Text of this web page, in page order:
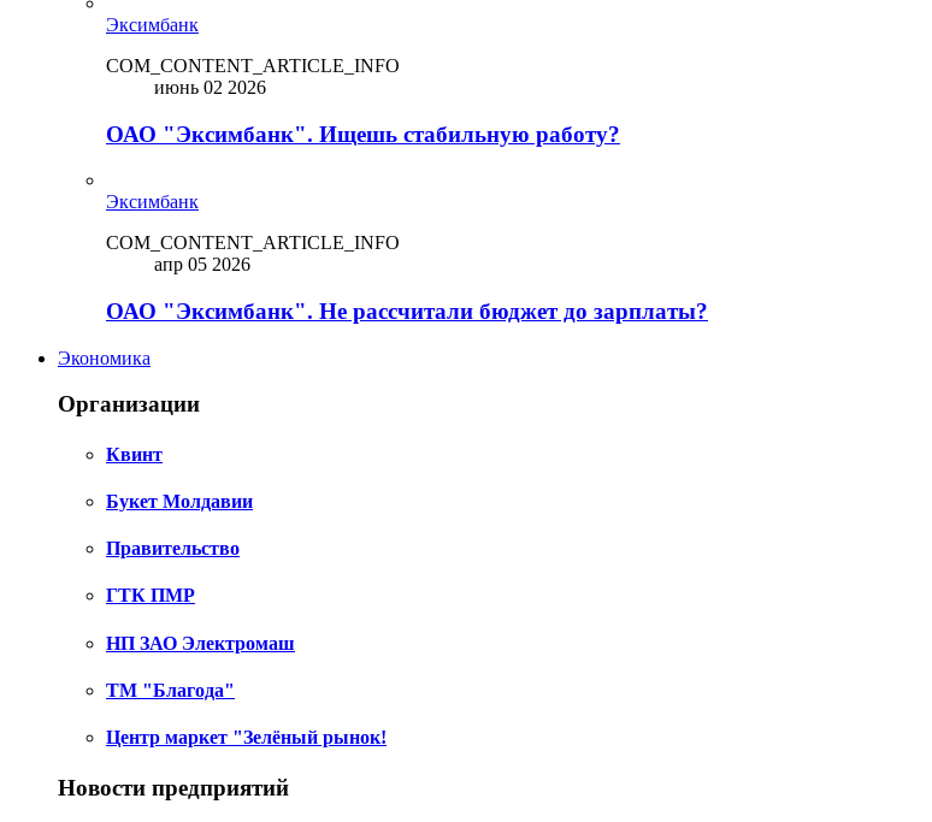
Эксимбанк
COM_CONTENT_ARTICLE_INFO
июнь 02 2026
ОАО "Эксимбанк". Ищешь стабильную работу?
Эксимбанк
COM_CONTENT_ARTICLE_INFO
апр 05 2026
ОАО "Эксимбанк". Не рассчитали бюджет до зарплаты?
Экономика
Организации
Квинт
Букет Молдавии
Правительство
ГТК ПМР
НП ЗАО Электромаш
ТМ "Благода"
Центр маркет "Зелёный рынок!
Новости предприятий